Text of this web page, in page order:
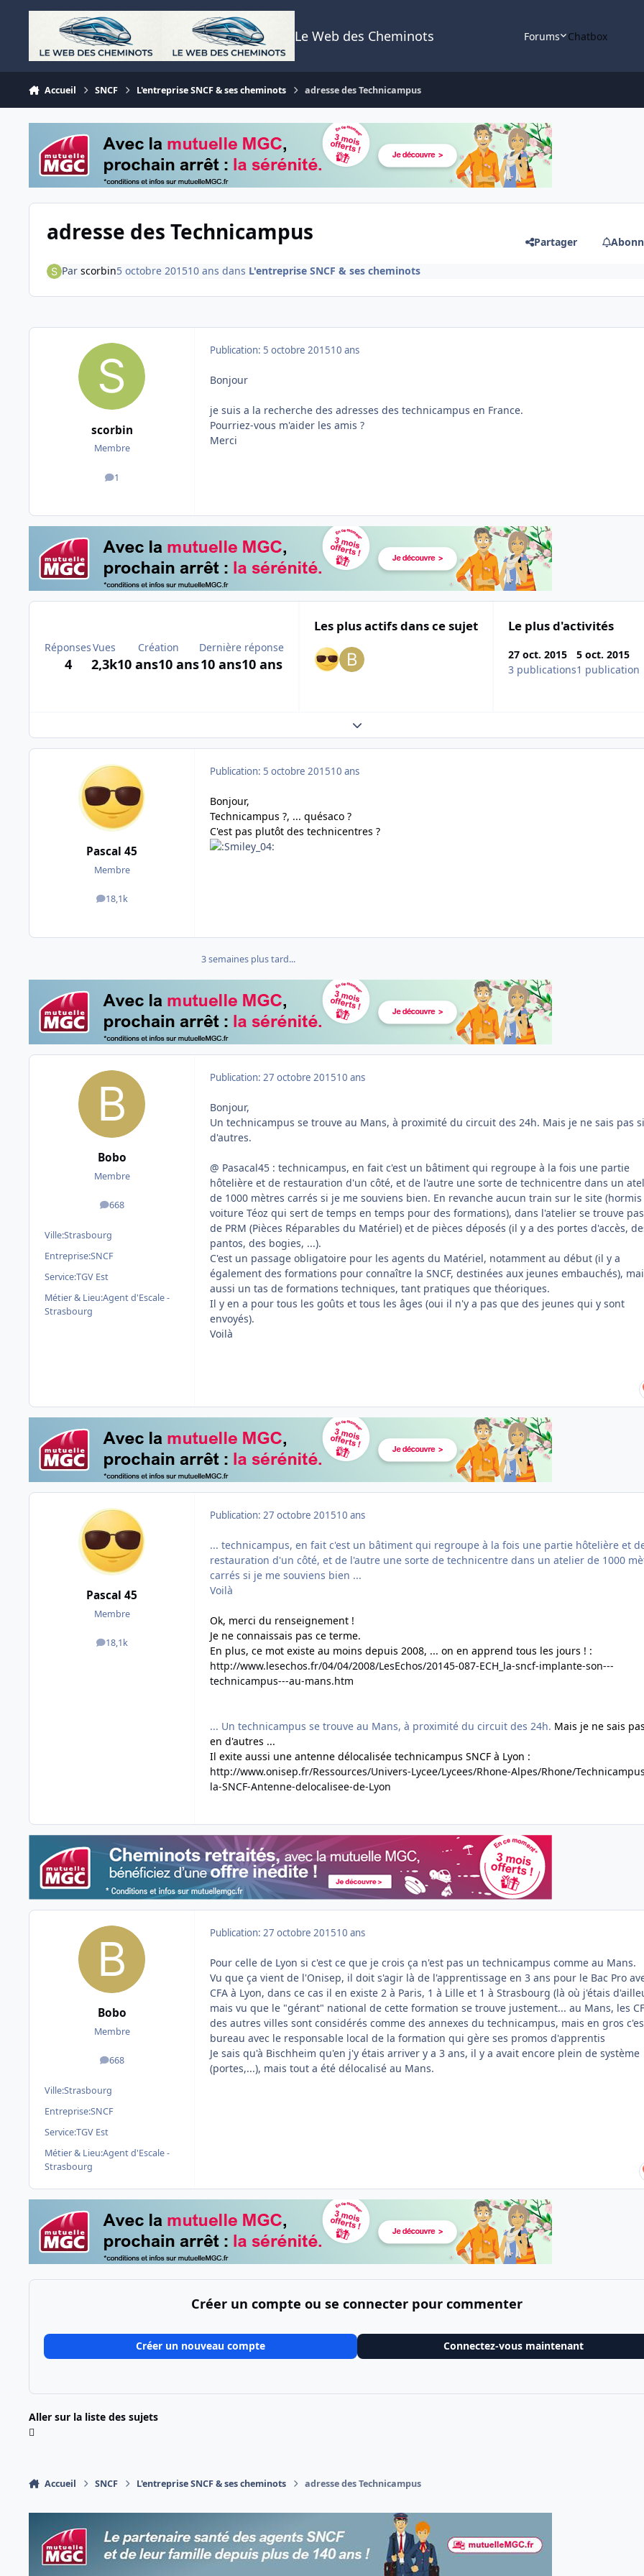
Aller au contenu
Le Web des Cheminots Forums Chatbox
Accueil SNCF L'entreprise SNCF & ses cheminots adresse des Technicampus
adresse des Technicampus Partager
Par scorbin5 octobre 201510 ans dans L'entreprise SNCF & ses cheminots
scorbin
Membre
1
messages
Publication: 5 octobre 201510 ans
Bonjour
je suis a la recherche des adresses des technicampus en France.
Pourriez-vous m'aider les amis ?
Merci
Réponses
4
Vues
2,3k
Création
10 ans10 ans
Dernière réponse
10 ans10 ans
Les plus actifs dans ce sujet Le plus d'activités
27 oct. 2015
3 publications
5 oct. 2015
1 publication
Expand topic overview
Pascal 45
Membre
18,1k
messages
Publication: 5 octobre 201510 ans
Bonjour,
Technicampus ?, ... quésaco ?
C'est pas plutôt des technicentres ?
3 semaines plus tard...
Bobo
Membre
668
messages
Ville:Strasbourg
Entreprise:SNCF
Service:TGV Est
Métier & Lieu:Agent d'Escale -
Strasbourg
Publication: 27 octobre 201510 ans
Bonjour,
Un technicampus se trouve au Mans, à proximité du circuit des 24h. Mais je ne sais pas
d'autres.
@ Pasacal45 : technicampus, en fait c'est un bâtiment qui regroupe à la fois une partie
hôtelière et de restauration d'un côté, et de l'autre une sorte de technicentre dans un
de 1000 mètres carrés si je me souviens bien. En revanche aucun train sur le site
voiture Téoz qui sert de temps en temps pour des formations), dans l'atelier se trouve
de PRM (Pièces Réparables du Matériel) et de pièces déposés (il y a des portes d'accès,
pantos, des bogies, ...).
C'est un passage obligatoire pour les agents du Matériel, notamment au début (il y a
également des formations pour connaître la SNCF, destinées aux jeunes embauchés),
aussi un tas de formations techniques, tant pratiques que théoriques.
Il y en a pour tous les goûts et tous les âges (oui il n'y a pas que des jeunes qui y sont
envoyés).
Voilà
Pascal 45
Membre
18,1k
messages
Publication: 27 octobre 201510 ans
... technicampus, en fait c'est un bâtiment qui regroupe à la fois une partie hôtelière et
restauration d'un côté, et de l'autre une sorte de technicentre dans un atelier de 1000
carrés si je me souviens bien ...
Voilà
Ok, merci du renseignement !
Je ne connaissais pas ce terme.
En plus, ce mot existe au moins depuis 2008, ... on en apprend tous les jours ! :
http://www.lesechos.fr/04/04/2008/LesEchos/20145-087-ECH_la-sncf-implante-son---
technicampus---au-mans.htm
... Un technicampus se trouve au Mans, à proximité du circuit des 24h. Mais je ne sais
en d'autres ...
Il exite aussi une antenne délocalisée technicampus SNCF à Lyon :
http://www.onisep.fr/Ressources/Univers-Lycee/Lycees/Rhone-Alpes/Rhone/
la-SNCF-Antenne-delocalisee-de-Lyon
Bobo
Membre
668
messages
Ville:Strasbourg
Entreprise:SNCF
Service:TGV Est
Métier & Lieu:Agent d'Escale -
Strasbourg
Publication: 27 octobre 201510 ans
Pour celle de Lyon si c'est ce que je crois ça n'est pas un technicampus comme au Mans.
Vu que ça vient de l'Onisep, il doit s'agir là de l'apprentissage en 3 ans pour le Bac Pro
CFA à Lyon, dans ce cas il en existe 2 à Paris, 1 à Lille et 1 à Strasbourg (là où j'étais
mais vu que le "gérant" national de cette formation se trouve justement... au Mans, les
des autres villes sont considérés comme des annexes du technicampus, mais en gros
bureau avec le responsable local de la formation qui gère ses promos d'apprentis
Je sais qu'à Bischheim qu'en j'y étais arriver y a 3 ans, il y a avait encore plein de système
(portes,...), mais tout a été délocalisé au Mans.
Créer un compte ou se connecter pour commenter
Créer un nouveau compte Connectez-vous maintenant
Aller sur la liste des sujets
Accueil SNCF L'entreprise SNCF & ses cheminots adresse des Technicampus